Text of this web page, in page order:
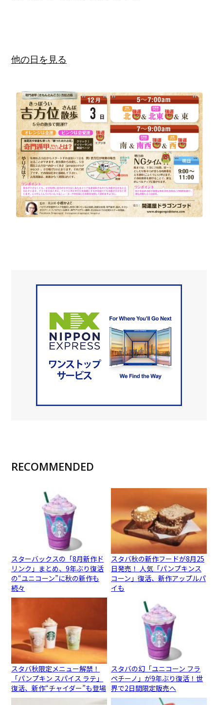
他の日を見る
RECOMMENDED
スターバックスの「8月新作ド
リンク」まとめ、9年ぶり復活
の“ユニコーン”に秋の新作も
続々
スタバ秋の新作フードが8月25
日発売！ 人気「パンプキンス
コーン」復活、新作アップルパ
イも
スタバ秋限定メニュー解禁！
「パンプキン スパイス ラテ」
復活、新作“チャイダー”も登場
スタバの幻「ユニコーン フラ
ペチーノ」が9年ぶり復活！世
界で2日間限定販売へ